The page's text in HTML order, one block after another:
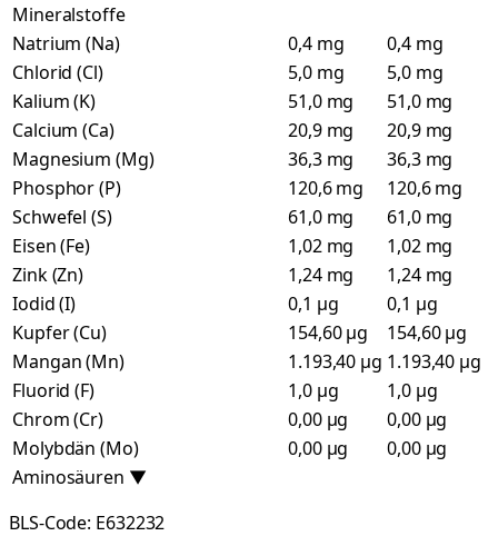
Mineralstoffe
Natrium (Na)
0,4 mg
0,4 mg
Chlorid (Cl)
5,0 mg
5,0 mg
Kalium (K)
51,0 mg
51,0 mg
Calcium (Ca)
20,9 mg
20,9 mg
Magnesium (Mg)
36,3 mg
36,3 mg
Phosphor (P)
120,6 mg
120,6 mg
Schwefel (S)
61,0 mg
61,0 mg
Eisen (Fe)
1,02 mg
1,02 mg
Zink (Zn)
1,24 mg
1,24 mg
Iodid (I)
0,1 µg
0,1 µg
Kupfer (Cu)
154,60 µg
154,60 µg
Mangan (Mn)
1.193,40 µg 1.193,40 µg
Fluorid (F)
1,0 µg
1,0 µg
Chrom (Cr)
0,00 µg
0,00 µg
Molybdän (Mo)
0,00 µg
0,00 µg
Aminosäuren ▼
BLS-Code: E632232